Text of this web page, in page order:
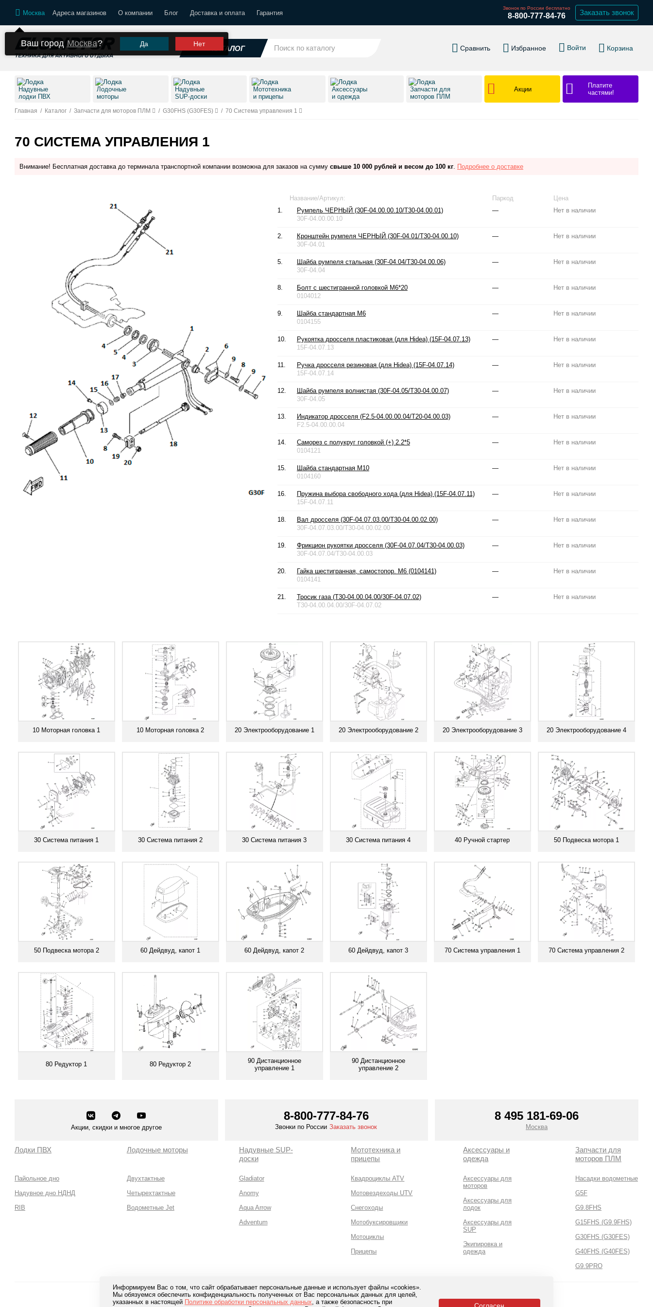
Москва Адреса магазинов О компании Блог Доставка и оплата Гарантия
Звонок по России бесплатно
8-800-777-84-76 Заказать звонок
КАТАЛОГ Сравнить Избранное Войти Корзина
Ваш городМосква? Да Нет
Информируем Вас о том, что сайт обрабатывает персональные данные и использует файлы «cookies».
Мы обязуемся обеспечить конфиденциальность полученных от Вас персональных данных для целей,
указанных в настоящей Политике обработки персональных данных, а также безопасность при
Надувные
лодки ПВХ
Лодочные
моторы
Надувные
SUP-доски
Мототехника
и прицепы
Аксессуары
и одежда
Запчасти для
моторов ПЛМ
Акции
Платите
частями!
Главная / Каталог / Запчасти для моторов ПЛМ / G30FHS (G30FES) / 70 Система управления 1
70 СИСТЕМА УПРАВЛЕНИЯ 1
Внимание! Бесплатная доставка до терминала транспортной компании возможна для заказов на сумму свыше 10 000 рублей и весом до 100 кг. Подробнее о доставке
Название/Артикул: Паркод
Цена
1.
Румпель ЧЕРНЫЙ (30F-04.00.00.10/T30-04.00.01)
30F-04.00.00.10
— Нет в наличии
2.
Кронштейн румпеля ЧЕРНЫЙ (30F-04.01/T30-04.00.10)
30F-04.01
— Нет в наличии
5.
Шайба румпеля стальная (30F-04.04/T30-04.00.06)
30F-04.04
— Нет в наличии
8.
Болт с шестигранной головкой М6*20
0104012
— Нет в наличии
9.
Шайба стандартная М6
0104155
— Нет в наличии
10.
Рукоятка дросселя пластиковая (для Hidea) (15F-04.07.13)
15F-04.07.13
— Нет в наличии
11.
Ручка дросселя резиновая (для Hidea) (15F-04.07.14)
15F-04.07.14
— Нет в наличии
12.
Шайба румпеля волнистая (30F-04.05/T30-04.00.07)
30F-04.05
— Нет в наличии
13.
Индикатор дросселя (F2.5-04.00.00.04/T20-04.00.03)
F2.5-04.00.00.04
— Нет в наличии
14.
Саморез с полукруг головкой (+) 2.2*5
0104121
— Нет в наличии
15.
Шайба стандартная М10
0104160
— Нет в наличии
16.
Пружина выбора свободного хода (для Hidea) (15F-04.07.11)
15F-04.07.11
— Нет в наличии
18.
Вал дросселя (30F-04.07.03.00/T30-04.00.02.00)
30F-04.07.03.00/T30-04.00.02.00
— Нет в наличии
19.
Фрикцион рукоятки дросселя (30F-04.07.04/T30-04.00.03)
30F-04.07.04/T30-04.00.03
— Нет в наличии
20.
Гайка шестигранная, самостопор. М6 (0104141)
0104141
— Нет в наличии
21.
Тросик газа (T30-04.00.04.00/30F-04.07.02)
T30-04.00.04.00/30F-04.07.02
— Нет в наличии
10 Моторная головка 1 10 Моторная головка 2 20 Электрооборудование 1 20 Электрооборудование 2 20 Электрооборудование 3 20 Электрооборудование 4
30 Система питания 1 30 Система питания 2 30 Система питания 3 30 Система питания 4 40 Ручной стартер 50 Подвеска мотора 1
50 Подвеска мотора 2 60 Дейдвуд, капот 1 60 Дейдвуд, капот 2 60 Дейдвуд, капот 3 70 Система управления 1 70 Система управления 2
80 Редуктор 1 80 Редуктор 2
90 Дистанционное
управление 1
90 Дистанционное
управление 2
Акции, скидки и многое другое
8-800-777-84-76
Звонки по России Заказать звонок
8 495 181-69-06
Москва
Лодки ПВХ
Пайольное дно
Надувное дно НДНД
RIB
Лодочные моторы
Двухтактные
Четырехтактные
Водометные Jet
Надувные SUP-
доски
Gladiator
Anomy
Aqua Arrow
Adventum
Мототехника и
прицепы
Квадроциклы ATV
Мотовездеходы UTV
Снегоходы
Мотобуксировщики
Мотоциклы
Прицепы
Аксессуары и
одежда
Аксессуары для
моторов
Аксессуары для
лодок
Аксессуары для
SUP
Экипировка и
одежда
Запчасти для
моторов ПЛМ
Насадки водометные
G5F
G9.8FHS
G15FHS (G9.9FHS)
G30FHS (G30FES)
G40FHS (G40FES)
G9.9PRO
Безопасная оплата с помощью
лучших банков и сервисов